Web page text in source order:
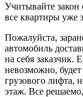
Учитывайте
все квартиры уже
Пожалуйста,
автомобиль
на себя заказчик.
невозможно,
грузового лифта,
этаж. Все